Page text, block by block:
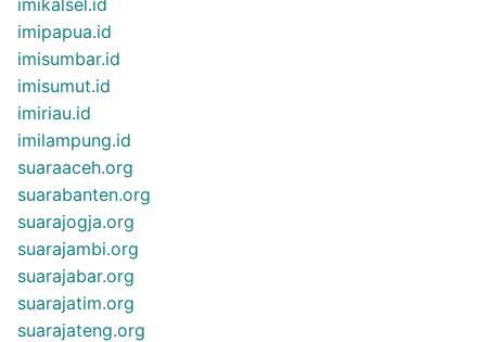
imipapua.id
imisumbar.id
imisumut.id
imiriau.id
imilampung.id
suaraaceh.org
suarabanten.org
suarajogja.org
suarajambi.org
suarajabar.org
suarajatim.org
suarajateng.org